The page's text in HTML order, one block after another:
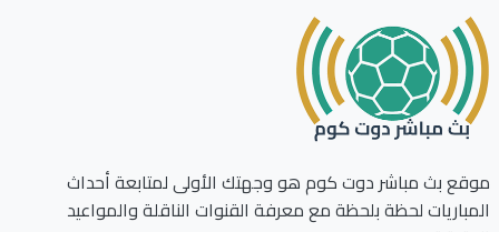
بث مباشر دوت كوم هو وجهتك الأولى لمتابعة أحداث
لحظة بلحظة مع معرفة القنوات الناقلة والمواعيد